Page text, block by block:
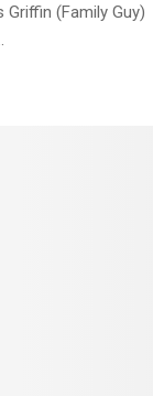
(Family Guy)